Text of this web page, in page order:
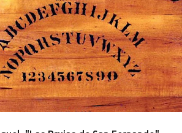
CRIMEN ASESINATO BRUJAS +8